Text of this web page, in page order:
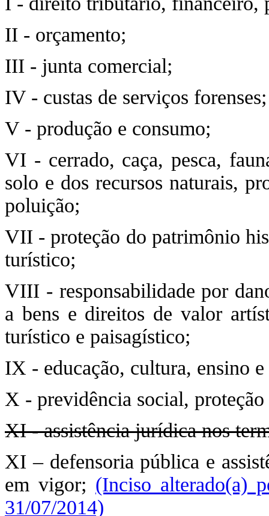
II - orçamento;
III - junta comercial;
IV - custas de serviços forenses;
V - produção e consumo;
VI - cerrado, caça, pesca,
solo e dos recursos naturais,
poluição;
VII - proteção do patrimônio
turístico;
VIII - responsabilidade por
a bens e direitos de valor
turístico e paisagístico;
IX - educação, cultura, ensino
X - previdência social, proteção
XI - assistência jurídica nos
XI – defensoria pública e
em vigor; (Inciso alterado(a)
31/07/2014)